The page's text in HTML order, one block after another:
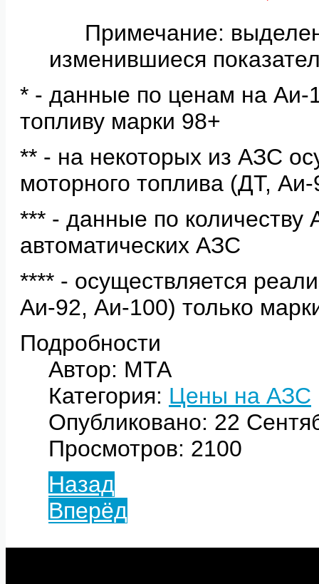
Примечание:
изменившиеся
* - данные по ценам на Аи-
топливу марки 98+
** - на некоторых из АЗС
моторного топлива (ДТ,
*** - данные по количеству
автоматических АЗС
**** - осуществляется
Аи-92, Аи-100) только
Подробности
Автор: МТА
Категория: Цены на АЗС
Опубликовано: 22
Просмотров: 2100
Назад
Вперёд